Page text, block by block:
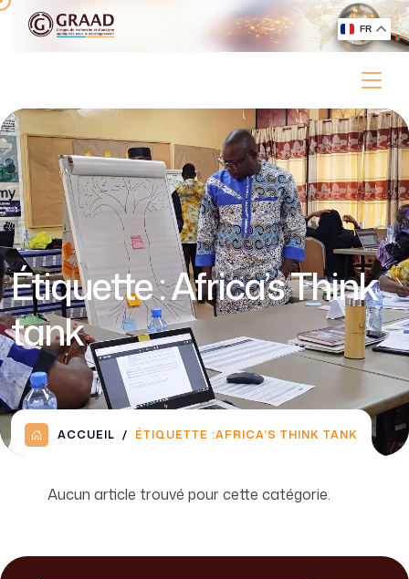
Étiquette :Africa’s Think
tank
ACCUEIL ÉTIQUETTE :AFRICA’S THINK TANK
Aucun article trouvé pour cette catégorie.
FR